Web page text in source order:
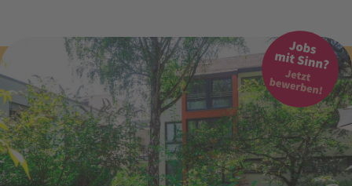
Angebote & Leistungen
Altenhilfe
Johann-Hinrich-Wichern-Stift